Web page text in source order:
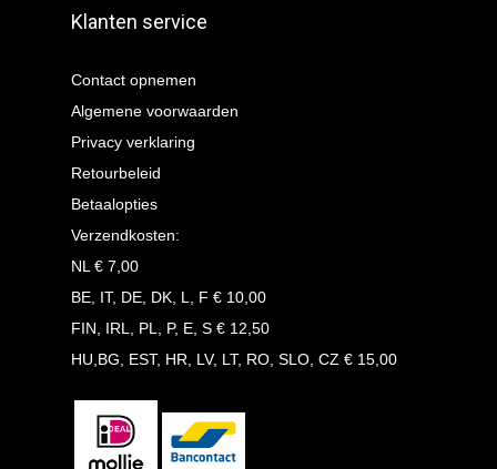
Klanten service
Contact opnemen
Algemene voorwaarden
Privacy verklaring
Retourbeleid
Betaalopties
Verzendkosten:
NL € 7,00
BE, IT, DE, DK, L, F € 10,00
FIN, IRL, PL, P, E, S € 12,50
HU,BG, EST, HR, LV, LT, RO, SLO, CZ € 15,00